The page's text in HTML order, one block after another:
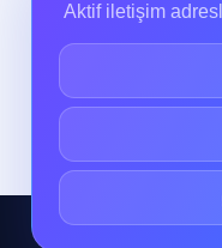
Aktif iletişim